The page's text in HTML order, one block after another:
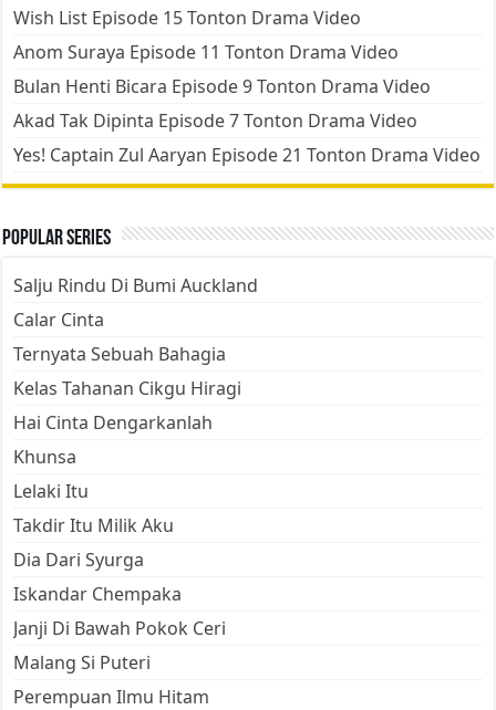
Wish List Episode 15 Tonton Drama Video
Anom Suraya Episode 11 Tonton Drama Video
Bulan Henti Bicara Episode 9 Tonton Drama Video
Akad Tak Dipinta Episode 7 Tonton Drama Video
Yes! Captain Zul Aaryan Episode 21 Tonton Drama Video
Popular Series
Salju Rindu Di Bumi Auckland
Calar Cinta
Ternyata Sebuah Bahagia
Kelas Tahanan Cikgu Hiragi
Hai Cinta Dengarkanlah
Khunsa
Lelaki Itu
Takdir Itu Milik Aku
Dia Dari Syurga
Iskandar Chempaka
Janji Di Bawah Pokok Ceri
Malang Si Puteri
Perempuan Ilmu Hitam